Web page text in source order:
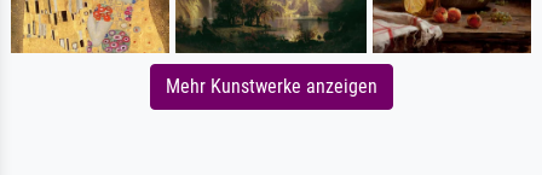
Mehr Kunstwerke anzeigen